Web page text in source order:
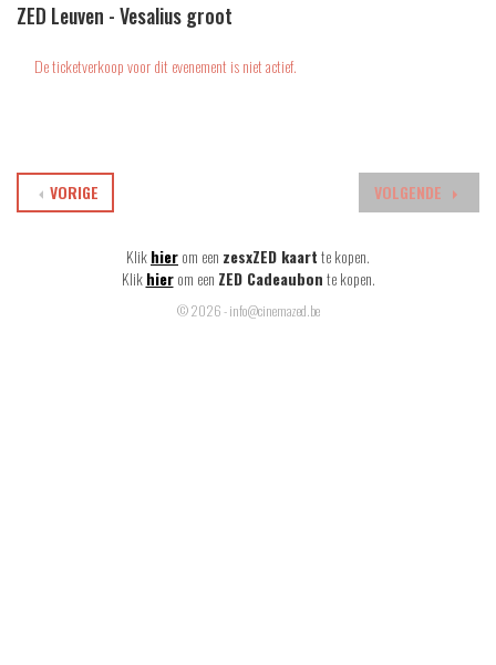
ZED Leuven - Vesalius groot
De ticketverkoop voor dit evenement is niet actief.
VOLGENDE
VORIGE
Klikhierom een zesxZED kaartte kopen.
Klik hier om een ZED Cadeaubonte kopen.
© 2026 - info@cinemazed.be